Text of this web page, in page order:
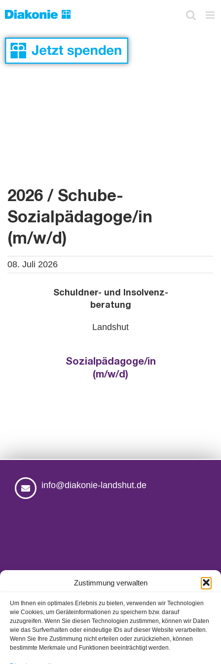
Zustimmung verwalten
Um Ihnen ein optimales Erlebnis zu bieten, verwenden wir Technologien
wie Cookies, um Geräteinformationen zu speichern bzw. darauf
zuzugreifen. Wenn Sie diesen Technologien zustimmen, können wir Daten
wie das Surfverhalten oder eindeutige IDs auf dieser Website verarbeiten.
Wenn Sie Ihre Zustimmung nicht erteilen oder zurückziehen, können
bestimmte Merkmale und Funktionen beeinträchtigt werden.
to
2026 / Schube-
Sozialpädagoge/in
(m/w/d)
08. Juli 2026
Schuld­ner- und In­sol­venz-
be­ra­tung
Lands­hut
So­zi­al­päd­ago­ge/in
(m/w/d)
info@diakonie-landshut.de
Ansprechpartner/-innen
Hinweisgeberschutzgesetz
Impressum